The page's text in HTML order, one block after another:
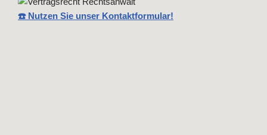
☎️ Nutzen Sie unser Kontaktformular!